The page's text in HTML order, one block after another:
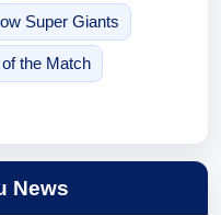
Super Giants
the Match
News